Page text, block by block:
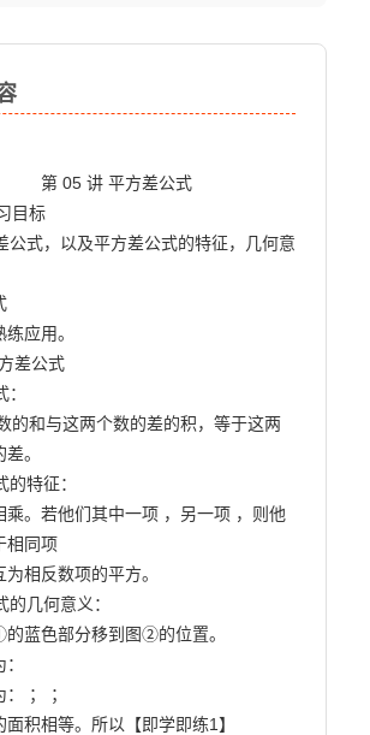
目标
公式，以及平方差公式的特征，几何意
应用。
差公式
的和与这两个数的差的积，等于这两
。
特征：
乘。若他们其中一项 ，另一项 ，则他
相同项
相反数项的平方。
几何意义：
蓝色部分移到图②的位置。
； ；
积相等。所以【即学即练1】